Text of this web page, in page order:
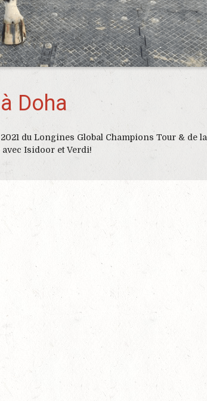
Doha
du Longines Global Champions Tour & de la
avec Isidoor et Verdi!